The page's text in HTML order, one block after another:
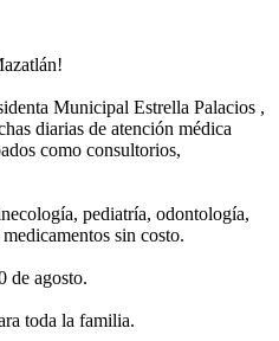
Municipal Estrella Palacios ,
diarias de atención médica
como consultorios,
pediatría, odontología,
sin costo.
de agosto.
toda la familia.